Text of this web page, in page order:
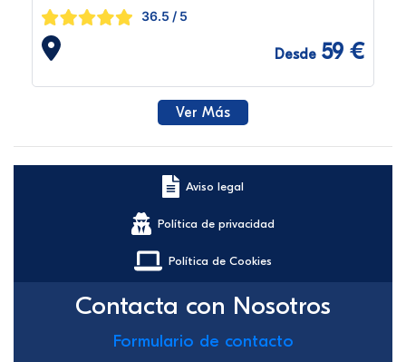
36.5 / 5
Desde 59 €
Ver Más
Aviso legal
Política de privacidad
Política de Cookies
Contacta con Nosotros
Formulario de contacto